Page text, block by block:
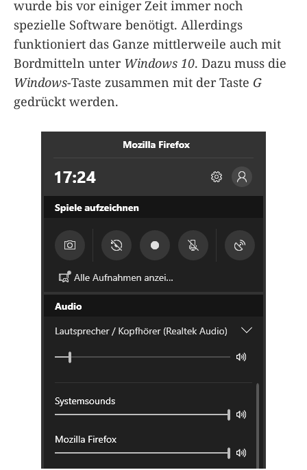
wurde bis vor einiger Zeit immer noch
spezielle Software benötigt. Allerdings
funktioniert das Ganze mittlerweile auch mit
Bordmitteln unter Windows 10. Dazu muss die
Windows-Taste zusammen mit der Taste G
gedrückt werden.